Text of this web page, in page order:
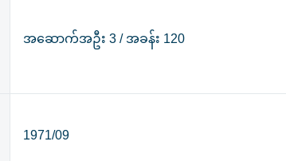
အဆောက်အဦး 3 / အခန်း 120
1971/09